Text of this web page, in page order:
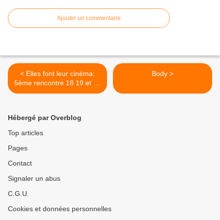
Ajouter un commentaire
< Elles font leur cinéma:
5ème rencontre 18 19 et 20
mars
Body >
Hébergé par Overblog
Top articles
Pages
Contact
Signaler un abus
C.G.U.
Cookies et données personnelles